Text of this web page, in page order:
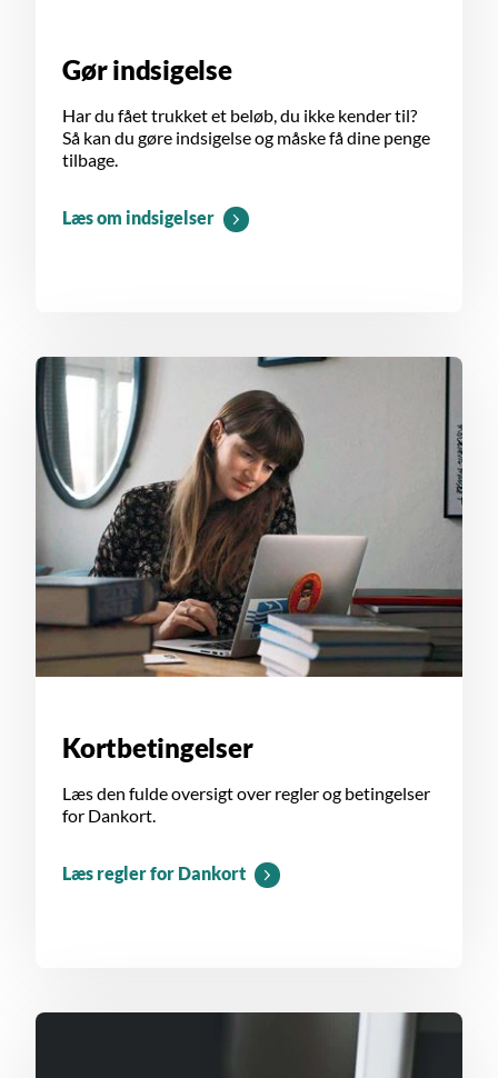
Gør indsigelse
Har du fået trukket et beløb, du ikke kender til?
Så kan du gøre indsigelse og måske få dine penge
tilbage.
Læs om indsigelser
Kortbetingelser
Læs den fulde oversigt over regler og betingelser
for Dankort.
Læs regler for Dankort